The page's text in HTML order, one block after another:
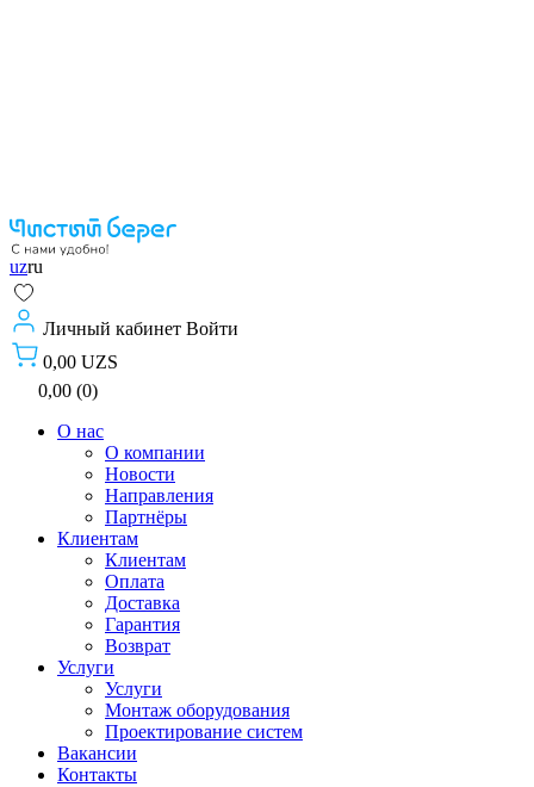
uzru
Личный кабинет Войти
0,00 UZS
0,00 (0)
О нас
О компании
Новости
Направления
Партнёры
Клиентам
Клиентам
Оплата
Доставка
Гарантия
Возврат
Услуги
Услуги
Монтаж оборудования
Проектирование систем
Вакансии
Контакты